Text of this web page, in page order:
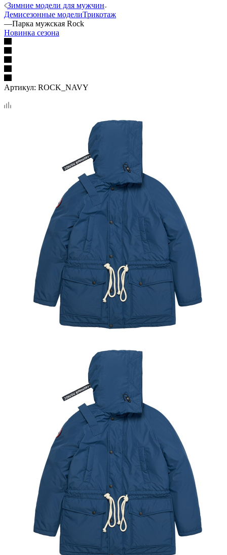
Зимние модели для мужчин
Демисезонные моделиТрикотаж
—Парка мужская Rock
Новинка сезона
Артикул: ROCK_NAVY